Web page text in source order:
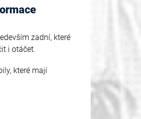
zadní, které
i otáčet.
které mají